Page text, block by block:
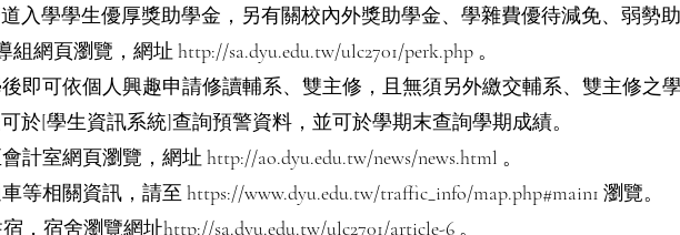
入學學生優厚獎助學金，另有關校內外獎助學金、學雜費優待減免、弱勢助
組網頁瀏覽，網址 http://sa.dyu.edu.tw/ulc2701/perk.php 。
即可依個人興趣申請修讀輔系、雙主修，且無須另外繳交輔系、雙主修之學
於[學生資訊系統]查詢預警資料，並可於學期末查詢學期成績。
計室網頁瀏覽，網址 http://ao.dyu.edu.tw/news/news.html 。
等相關資訊，請至 https://www.dyu.edu.tw/traffic_info/map.php#main1 瀏覽。
，宿舍瀏覽網址http://sa.dyu.edu.tw/ulc2701/article-6 。